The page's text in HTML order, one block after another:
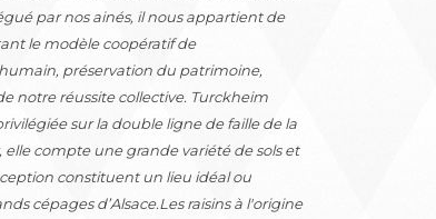
par nos ainés, il nous appartient de
le modèle coopératif de
préservation du patrimoine,
notre réussite collective. Turckheim
sur la double ligne de faille de la
elle compte une grande variété de sols et
constituent un lieu idéal ou
cépages d’Alsace.Les raisins à l'origine